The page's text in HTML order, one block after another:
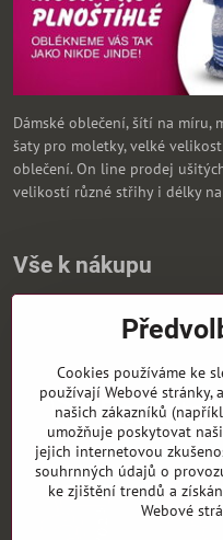
Dámské oblečení, šítí na míru,
šaty pro moletky, velké
oblečení. On line prodej
velikostí různé střihy i délky
Vše k nákupu
Zasíláme i na Slovensko
Cookies používáme ke
používají Webové stránky,
našich zákazníků
umožňuje poskytovat
jejich internetovou
souhrnných údajů o
ke zjištění trendů a
Webové